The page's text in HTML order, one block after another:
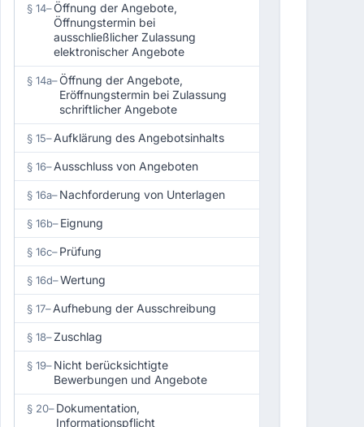
§ 14–Öffnung der Angebote,
Öffnungstermin bei
ausschließlicher Zulassung
elektronischer Angebote
§ 14a–Öffnung der Angebote,
Eröffnungstermin bei Zulassung
schriftlicher Angebote
§ 15–Aufklärung des Angebotsinhalts
§ 16–Ausschluss von Angeboten
§ 16a–Nachforderung von Unterlagen
§ 16b–Eignung
§ 16c–Prüfung
§ 16d–Wertung
§ 17–Aufhebung der Ausschreibung
§ 18–Zuschlag
§ 19–Nicht berücksichtigte
Bewerbungen und Angebote
§ 20–Dokumentation,
Informationspflicht